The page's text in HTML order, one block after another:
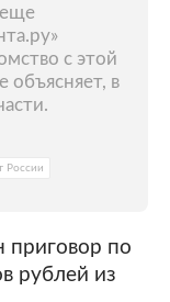
еще
с этой
в
России
приговор по
рублей из